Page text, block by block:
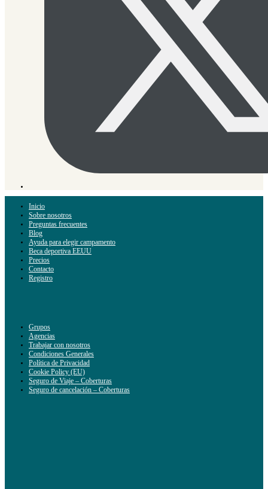
Inicio
Sobre nosotros
Preguntas frecuentes
Blog
Ayuda para elegir campamento
Beca deportiva EEUU
Precios
Contacto
Registro
Grupos
Agencias
Trabajar con nosotros
Condiciones Generales
Política de Privacidad
Cookie Policy (EU)
Seguro de Viaje – Coberturas
Seguro de cancelación – Coberturas